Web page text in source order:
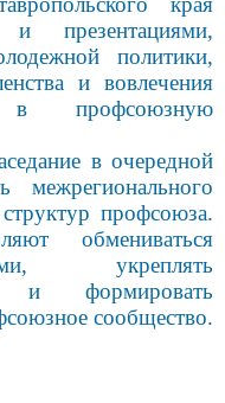
презентациями,
политики,
и вовлечения
в профсоюзную
вочередной
межрегионального
профсоюза.
обмениваться
укреплять
и формировать
сообщество.